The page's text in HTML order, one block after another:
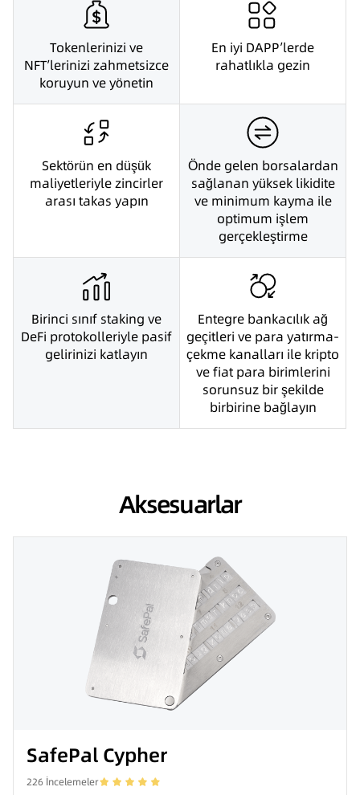
Tokenlerinizi ve
NFT’lerinizi zahmetsizce
koruyun ve yönetin
En iyi DAPP’lerde
rahatlıkla gezin
Sektörün en düşük
maliyetleriyle zincirler
arası takas yapın
Önde gelen borsalardan
sağlanan yüksek likidite
ve minimum kayma ile
optimum işlem
gerçekleştirme
Birinci sınıf staking ve
DeFi protokolleriyle pasif
gelirinizi katlayın
Entegre bankacılık ağ
geçitleri ve para yatırma-
çekme kanalları ile kripto
ve fiat para birimlerini
sorunsuz bir şekilde
birbirine bağlayın
Aksesuarlar
SafePal Cypher
226 İncelemeler